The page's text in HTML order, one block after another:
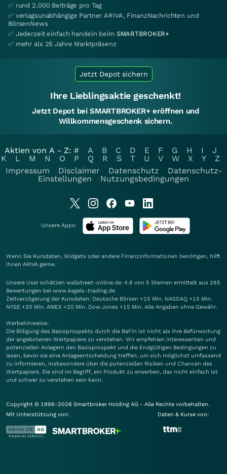
✅ rund 2.000 Beiträge pro Tag
✅ verlagsunabhängige Partner ARIVA, FinanzNachrichten und
BörsenNews
✅ Jederzeit einfach handeln beim SMARTBROKER+
✅ mehr als 25 Jahre Marktpräsenz
Jetzt Depot sichern
Ihre Lieblingsaktie geschenkt!
Jetzt Depot bei SMARTBROKER+ eröffnen und
Willkommensgeschenk sichern.
Aktien von A - Z: # A B C D E F G H I
J
K
L M N O P Q R S T U V W X Y
Z
Impressum
Disclaimer Datenschutz
Datenschutz-
Einstellungen
Nutzungsbedingungen
Unsere Apps:
Wenn Sie Kursdaten, Widgets oder andere Finanzinformationen benötigen, hilft
Ihnen ARIVA gerne.
Unsere User schätzen wallstreet-online.de: 4.8 von 5 Sternen ermittelt aus 285
Bewertungen bei www.kagels-trading.de
Zeitverzögerung der Kursdaten: Deutsche Börsen +15 Min. NASDAQ +15 Min.
NYSE +20 Min. AMEX +20 Min. Dow Jones +15 Min. Alle Angaben ohne Gewähr.
Werbehinweise:
Die Billigung des Basisprospekts durch die BaFin ist nicht als ihre Befürwortung
der angebotenen Wertpapiere zu verstehen. Wir empfehlen Interessenten und
potenziellen Anlegern den Basisprospekt und die Endgültigen Bedingungen zu
lesen, bevor sie eine Anlageentscheidung treffen, um sich möglichst umfassend
zu informieren, insbesondere über die potenziellen Risiken und Chancen des
Wertpapiers. Sie sind im Begriff, ein Produkt zu erwerben, das nicht einfach ist
und schwer zu verstehen sein kann.
Copyright © 1998-2026 Smartbroker Holding AG - Alle Rechte vorbehalten.
Mit Unterstützung von:
Daten & Kurse von: